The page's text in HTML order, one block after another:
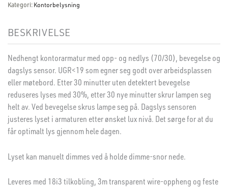
Kategori: Kontorbelysning
BESKRIVELSE
Nedhengt kontorarmatur med opp- og nedlys (70/30), bevegelse og
dagslys sensor. UGR<19 som egner seg godt over arbeidsplassen
eller møtebord. Etter 30 minutter uten detektert bevegelse
reduseres lyses med 30%, etter 30 nye minutter skrur lampen seg
helt av. Ved bevegelse skrus lampe seg på. Dagslys sensoren
justeres lyset i armaturen etter ønsket lux nivå. Det sørge for at du
får optimalt lys gjennom hele dagen.
Lyset kan manuelt dimmes ved å holde dimme-snor nede.
Leveres med 18i3 tilkobling, 3m transparent wire-oppheng og feste